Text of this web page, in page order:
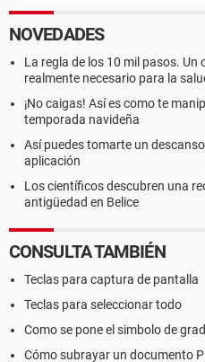
NOVEDADES
La regla de los 10 mil pasos. Un
realmente necesario para la
¡No caigas! Así es como te
temporada navideña
Así puedes tomarte un
aplicación
Los científicos descubren una
antigüedad en Belice
CONSULTA TAMBIÉN
Teclas para captura de pantalla
Teclas para seleccionar todo
Como se pone el simbolo de
Cómo subrayar un documento